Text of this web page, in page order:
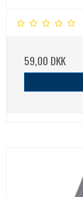
59,00 DKK